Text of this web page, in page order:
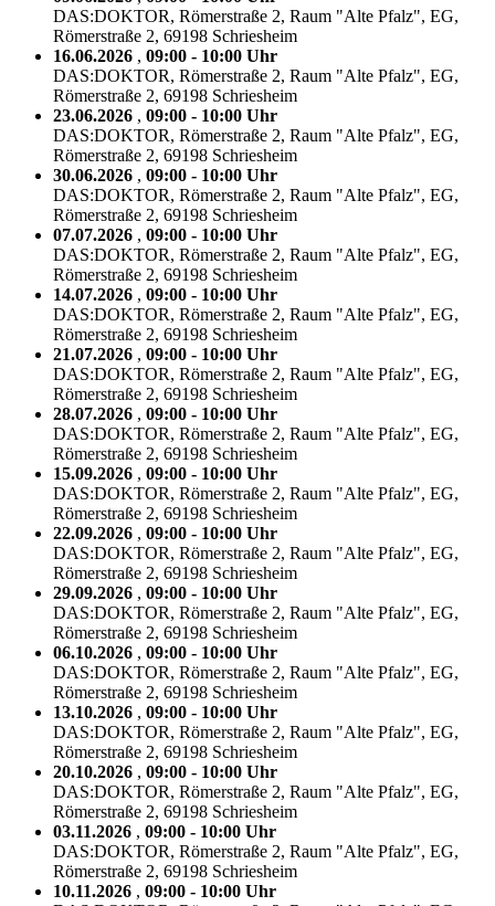
DAS:DOKTOR, Römerstraße 2, Raum "Alte Pfalz", EG,
Römerstraße 2, 69198 Schriesheim
16.06.2026 , 09:00 - 10:00 Uhr
DAS:DOKTOR, Römerstraße 2, Raum "Alte Pfalz", EG,
Römerstraße 2, 69198 Schriesheim
23.06.2026 , 09:00 - 10:00 Uhr
DAS:DOKTOR, Römerstraße 2, Raum "Alte Pfalz", EG,
Römerstraße 2, 69198 Schriesheim
30.06.2026 , 09:00 - 10:00 Uhr
DAS:DOKTOR, Römerstraße 2, Raum "Alte Pfalz", EG,
Römerstraße 2, 69198 Schriesheim
07.07.2026 , 09:00 - 10:00 Uhr
DAS:DOKTOR, Römerstraße 2, Raum "Alte Pfalz", EG,
Römerstraße 2, 69198 Schriesheim
14.07.2026 , 09:00 - 10:00 Uhr
DAS:DOKTOR, Römerstraße 2, Raum "Alte Pfalz", EG,
Römerstraße 2, 69198 Schriesheim
21.07.2026 , 09:00 - 10:00 Uhr
DAS:DOKTOR, Römerstraße 2, Raum "Alte Pfalz", EG,
Römerstraße 2, 69198 Schriesheim
28.07.2026 , 09:00 - 10:00 Uhr
DAS:DOKTOR, Römerstraße 2, Raum "Alte Pfalz", EG,
Römerstraße 2, 69198 Schriesheim
15.09.2026 , 09:00 - 10:00 Uhr
DAS:DOKTOR, Römerstraße 2, Raum "Alte Pfalz", EG,
Römerstraße 2, 69198 Schriesheim
22.09.2026 , 09:00 - 10:00 Uhr
DAS:DOKTOR, Römerstraße 2, Raum "Alte Pfalz", EG,
Römerstraße 2, 69198 Schriesheim
29.09.2026 , 09:00 - 10:00 Uhr
DAS:DOKTOR, Römerstraße 2, Raum "Alte Pfalz", EG,
Römerstraße 2, 69198 Schriesheim
06.10.2026 , 09:00 - 10:00 Uhr
DAS:DOKTOR, Römerstraße 2, Raum "Alte Pfalz", EG,
Römerstraße 2, 69198 Schriesheim
13.10.2026 , 09:00 - 10:00 Uhr
DAS:DOKTOR, Römerstraße 2, Raum "Alte Pfalz", EG,
Römerstraße 2, 69198 Schriesheim
20.10.2026 , 09:00 - 10:00 Uhr
DAS:DOKTOR, Römerstraße 2, Raum "Alte Pfalz", EG,
Römerstraße 2, 69198 Schriesheim
03.11.2026 , 09:00 - 10:00 Uhr
DAS:DOKTOR, Römerstraße 2, Raum "Alte Pfalz", EG,
Römerstraße 2, 69198 Schriesheim
10.11.2026 , 09:00 - 10:00 Uhr